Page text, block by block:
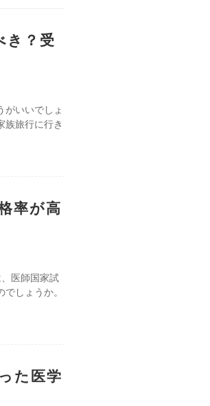
き？受
がいいでしょ
族旅行に行き
率が高
医師国家試
しょうか。
た医学